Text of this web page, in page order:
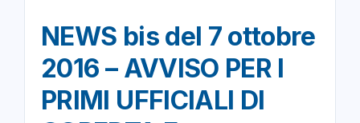
NEWS bis del 7 ottobre
2016 – AVVISO PER I
PRIMI UFFICIALI DI